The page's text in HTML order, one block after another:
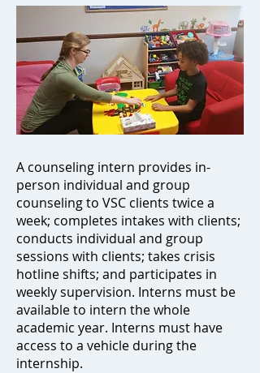
A counseling intern provides in-
person individual and group
counseling to VSC clients twice a
week; completes intakes with clients;
conducts individual and group
sessions with clients; takes crisis
hotline shifts; and participates in
weekly supervision. Interns must be
available to intern the whole
academic year. Interns must have
access to a vehicle during the
internship.